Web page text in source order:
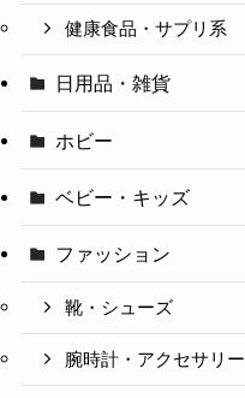
健康食品・サプリ系
日用品・雑貨
ホビー
ベビー・キッズ
ファッション
靴・シューズ
腕時計・アクセサリー